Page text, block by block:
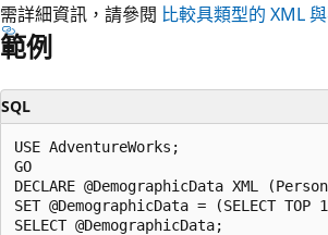
需詳細資訊，請參閱 比較具類型的 XML
範例
SQL
USE AdventureWorks;
GO
DECLARE @DemographicData XML
SET @DemographicData = (SELECT
SELECT @DemographicData;